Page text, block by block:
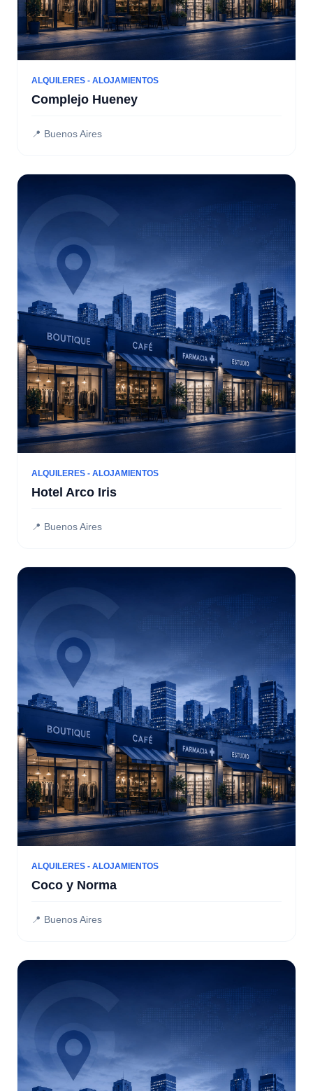
ALQUILERES - ALOJAMIENTOS
Complejo Hueney
📍 Buenos Aires
ALQUILERES - ALOJAMIENTOS
Hotel Arco Iris
📍 Buenos Aires
ALQUILERES - ALOJAMIENTOS
Coco y Norma
📍 Buenos Aires